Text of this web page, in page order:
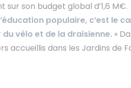
son budget global d’1,6 M€.
populaire, c’est le
vélo et de la draisienne. »
accueillis dans les Jardins de